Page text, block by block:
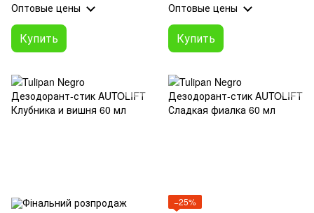
Оптовые цены
Купить
Оптовые цены
Купить
−25%